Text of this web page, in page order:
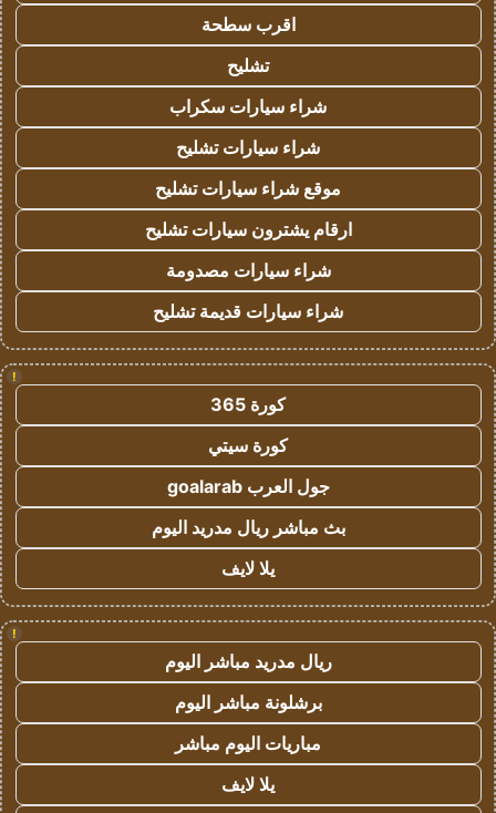
اقرب سطحة
تشليح
شراء سيارات سكراب
شراء سيارات تشليح
موقع شراء سيارات تشليح
ارقام يشترون سيارات تشليح
شراء سيارات مصدومة
شراء سيارات قديمة تشليح
!
كورة 365
كورة سيتي
جول العرب goalarab
بث مباشر ريال مدريد اليوم
يلا لايف
!
ريال مدريد مباشر اليوم
برشلونة مباشر اليوم
مباريات اليوم مباشر
يلا لايف